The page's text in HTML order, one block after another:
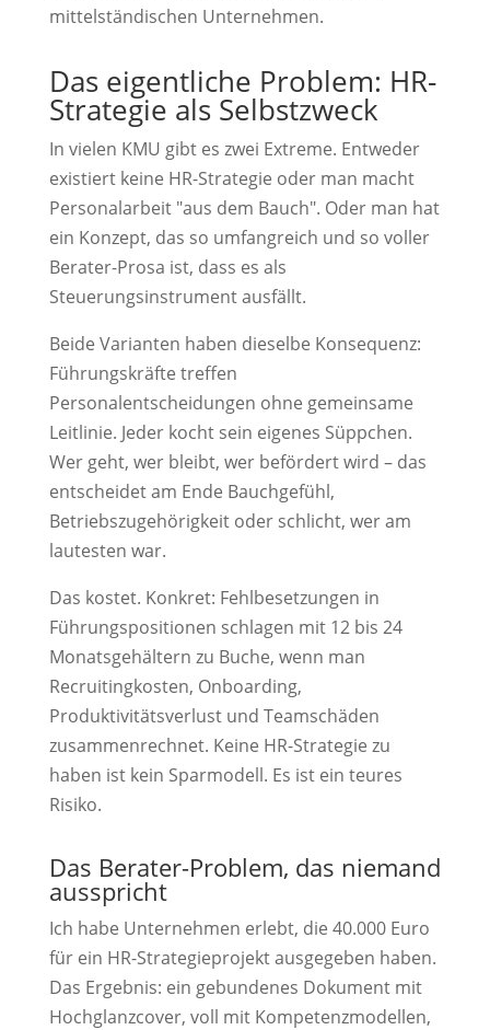
mittelständischen Unternehmen.
Das eigentliche Problem: HR-
Strategie als Selbstzweck
In vielen KMU gibt es zwei Extreme. Entweder
existiert keine HR-Strategie oder man macht
Personalarbeit "aus dem Bauch". Oder man hat
ein Konzept, das so umfangreich und so voller
Berater-Prosa ist, dass es als
Steuerungsinstrument ausfällt.
Beide Varianten haben dieselbe Konsequenz:
Führungskräfte treffen
Personalentscheidungen ohne gemeinsame
Leitlinie. Jeder kocht sein eigenes Süppchen.
Wer geht, wer bleibt, wer befördert wird – das
entscheidet am Ende Bauchgefühl,
Betriebszugehörigkeit oder schlicht, wer am
lautesten war.
Das kostet. Konkret: Fehlbesetzungen in
Führungspositionen schlagen mit 12 bis 24
Monatsgehältern zu Buche, wenn man
Recruitingkosten, Onboarding,
Produktivitätsverlust und Teamschäden
zusammenrechnet. Keine HR-Strategie zu
haben ist kein Sparmodell. Es ist ein teures
Risiko.
Das Berater-Problem, das niemand
ausspricht
Ich habe Unternehmen erlebt, die 40.000 Euro
für ein HR-Strategieprojekt ausgegeben haben.
Das Ergebnis: ein gebundenes Dokument mit
Hochglanzcover, voll mit Kompetenzmodellen,